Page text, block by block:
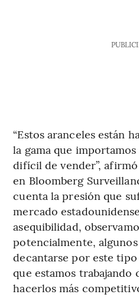
“Estos aranceles están
la gama que
difícil de vender”,
en Bloomberg
cuenta la presión que
mercado
asequibilidad,
potencialmente,
decantarse por este
que estamos trabajando
hacerlos más